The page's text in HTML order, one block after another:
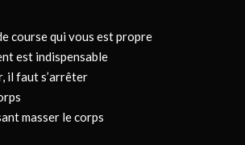
course qui vous est propre
est indispensable
il faut s’arrêter
masser le corps